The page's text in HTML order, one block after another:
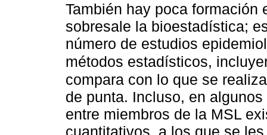
También hay poca formación
sobresale la bioestadística;
número de estudios
métodos estadísticos,
compara con lo que se
de punta. Incluso, en
entre miembros de la MSL
cuantitativos, a los que se